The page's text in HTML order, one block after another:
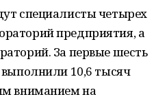
специалисты четырех
предприятия, а
За первые шесть
выполнили 10,6 тысяч
вниманием на